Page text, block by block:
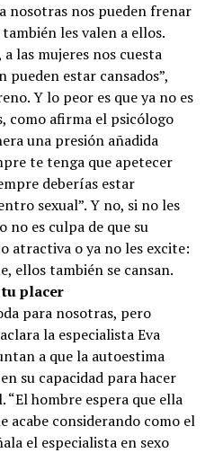
nosotras nos pueden frenar
les valen a ellos.
las mujeres nos cuesta
estar cansados”,
Y lo peor es que ya no es
como afirma el psicólogo
una presión añadida
te tenga que apetecer
deberías estar
sexual”. Y no, si no les
no es culpa de que su
atractiva o ya no les excite:
ellos también se cansan.
placer
para nosotras, pero
la especialista Eva
a que la autoestima
su capacidad para hacer
“El hombre espera que ella
acabe considerando como el
el especialista en sexo